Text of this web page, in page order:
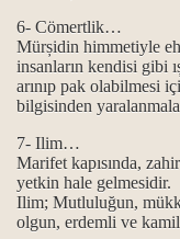
6- Cömertlik…
Mürșidin himmetiyle
insanların kendisi gibi
arınıp pak olabilmesi
bilgisinden
7- Ilim…
Marifet kapısında,
yetkin hale gelmesidir.
Ilim; Mutluluğun,
olgun, erdemli ve kamil
Helalihoş olsun
Allah der?
boyutu…